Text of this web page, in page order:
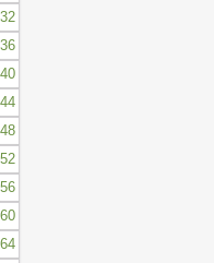
32
36
40
44
48
52
56
60
64